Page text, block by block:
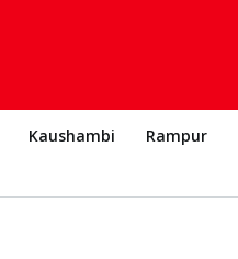
Kaushambi Rampur